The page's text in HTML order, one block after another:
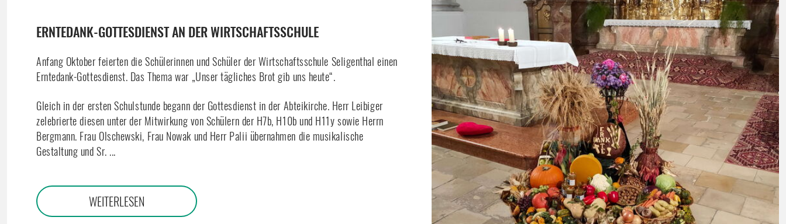
ERNTEDANK-GOTTESDIENST AN DER WIRTSCHAFTSSCHULE
Anfang Oktober feierten die Schülerinnen und Schüler der Wirtschaftsschule Seligenthal einen
Erntedank-Gottesdienst. Das Thema war „Unser tägliches Brot gib uns heute“.
Gleich in der ersten Schulstunde begann der Gottesdienst in der Abteikirche. Herr Leibiger
zelebrierte diesen unter der Mitwirkung von Schülern der H7b, H10b und H11y sowie Herrn
Bergmann. Frau Olschewski, Frau Nowak und Herr Palii übernahmen die musikalische
Gestaltung und Sr. ...
WEITERLESEN